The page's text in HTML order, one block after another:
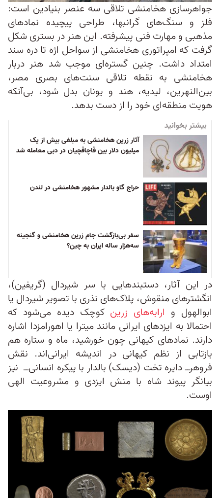
جواهرسازی هخامنشی تلاقی سه عنصر بنیادین است:
فلز و سنگ‌های گرانبها، طراحی پیچیده نمادهای
مذهبی و مهارت فنی پیشرفته. این هنر در بستری شکل
گرفت که امپراتوری هخامنشی از سواحل اژه تا دره سند
امتداد داشت. چنین گستره‌ای موجب شد هنر دربار
هخامنشی به نقطه تلاقی سنت‌های بصری مصر،
بین‌النهرین، لیدیه، هند و یونان بدل شود، بی‌آنکه
هویت منطقه‌ای خود را از دست بدهد.
بیشتر بخوانید
آثار زرین هخامنشی به مبلغی بیش از یک
میلیون دلار بین قاچاقچیان در دبی معامله شد
حراج گاو بالدار مشهور هخامنشی در لندن
سفر بی‌بازگشت جام زرین هخامنشی و گنجینه
سه‌هزار ساله ایران به چین؟
در این آثار، دستبندهایی با سر شیردال (گریفین)،
انگشترهای منقوش، پلاک‌های نذری با تصویر شیردال یا
ابوالهول و ارابه‌های زرین کوچک دیده می‌شود که
احتمالا به ایزدهای ایرانی مانند میترا یا اهورامزدا اشاره
دارند. نمادهای کیهانی چون خورشید، ماه و ستاره هم
بازتابی از نظم کیهانی در اندیشه ایرانی‌اند. نقش
فروهر‌ــ دایره تخت (دیسک) بالدار با پیکره انسانی‌ــ نیز
بیانگر پیوند شاه با منش ایزدی و مشروعیت الهی
اوست.